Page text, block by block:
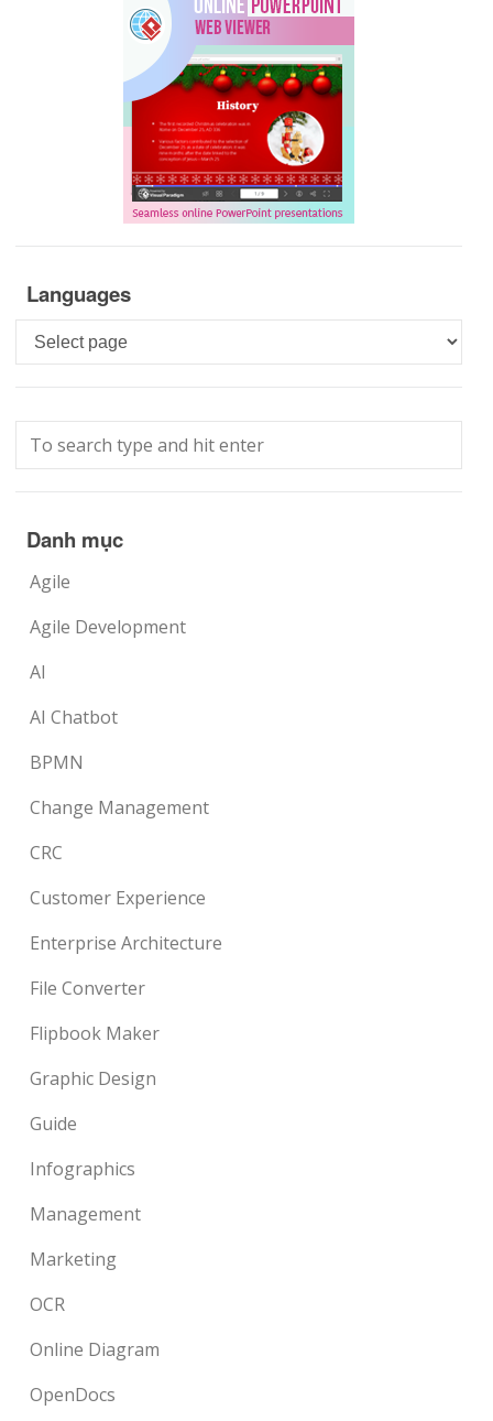
Languages
Languages
Danh mục
Agile
Agile Development
AI
AI Chatbot
BPMN
Change Management
CRC
Customer Experience
Enterprise Architecture
File Converter
Flipbook Maker
Graphic Design
Guide
Infographics
Management
Marketing
OCR
Online Diagram
OpenDocs